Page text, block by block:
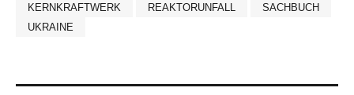
KERNKRAFTWERK
REAKTORUNFALL
SACHBUCH
UKRAINE